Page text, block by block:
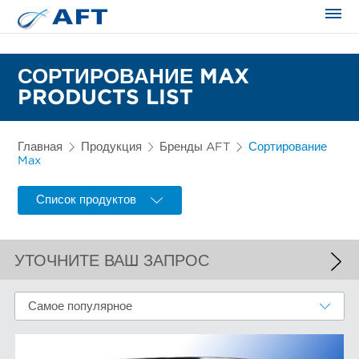
СОРТИРОВАНИЕ MAX
PRODUCTS LIST
Главная Продукция Бренды AFT
Сортирование
Max
Список продуктов
УТОЧНИТЕ ВАШ ЗАПРОС
ПРИМЕНЕННЫЕ ФИЛЬТРЫ
Сортирование Max
Самое популярное